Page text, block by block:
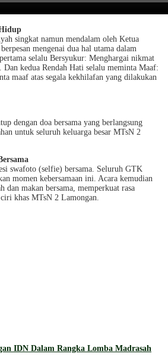
singkat namun mendalam oleh Ketua
mengenai dua hal utama dalam
selalu Bersyukur: Menghargai nikmat
Dan kedua Rendah Hati selalu meminta Maaf:
maaf atas segala kekhilafan yang dilakukan
dengan doa bersama yang berlangsung
untuk seluruh keluarga besar MTsN 2
swafoto (selfie) bersama. Seluruh GTK
momen kebersamaan ini. Acara kemudian
dan makan bersama, memperkuat rasa
khas MTsN 2 Lamongan.
IDN Dalam Rangka Lomba Madrasah